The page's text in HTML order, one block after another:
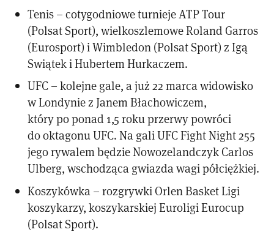
Tenis – cotygodniowe turnieje ATP Tour
(Polsat Sport), wielkoszlemowe Roland Garros
(Eurosport) i Wimbledon (Polsat Sport) z Igą
Swiątek i Hubertem Hurkaczem.
UFC – kolejne gale, a już 22 marca widowisko
w Londynie z Janem Błachowiczem,
który po ponad 1,5 roku przerwy powróci
do oktagonu UFC. Na gali UFC Fight Night 255
jego rywalem będzie Nowozelandczyk Carlos
Ulberg, wschodząca gwiazda wagi półciężkiej.
Koszykówka – rozgrywki Orlen Basket Ligi
koszykarzy, koszykarskiej Euroligi Eurocup
(Polsat Sport).